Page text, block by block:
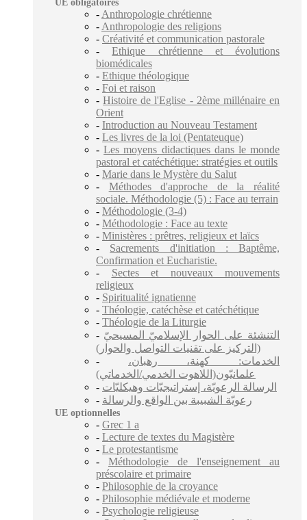
UE obligatoires
- Anthropologie chrétienne
- Anthropologie des religions
- Créativité et communication pastorale
-Ethique chrétienne et évolutions
biomédicales
- Ethique théologique
- Foi et raison
-Histoire de l'Eglise - 2ème millénaire en
Orient
- Introduction au Nouveau Testament
- Les livres de la loi (Pentateuque)
-Les moyens didactiques dans le monde
pastoral et catéchétique: stratégies et outils
- Marie dans le Mystère du Salut
- Méthodes d'approche de la réalité
sociale. Méthodologie (5) : Face au terrain
- Méthodologie (3-4)
- Méthodologie : Face au texte
- Ministères : prêtres, religieux et laïcs
- Sacrements d'initiation : Baptême,
Confirmation et Eucharistie.
- Sectes et nouveaux mouvements
religieux
- Spiritualité ignatienne
- Théologie, catéchèse et catéchétique
- Théologie de la Liturgie
- التنشئة على الحوار الإسلاميّ المسيحيّ
(التركيز على تقنيات التواصل والحوار)
-
الخدمات: كهنة، رهبان،
علمانيّون(اللاهوت الخدمي/الخدماتي)
- الرسالة الرعويّة، إستراتيجيّات وهيكليّات
- رعويّة الشبيبة بين الواقع والرسالة
UE optionnelles
- Grec 1 a
- Lecture de textes du Magistère
- Le protestantisme
- Méthodologie de l'enseignement au
préscolaire et primaire
- Philosophie de la croyance
- Philosophie médiévale et moderne
- Psychologie religieuse